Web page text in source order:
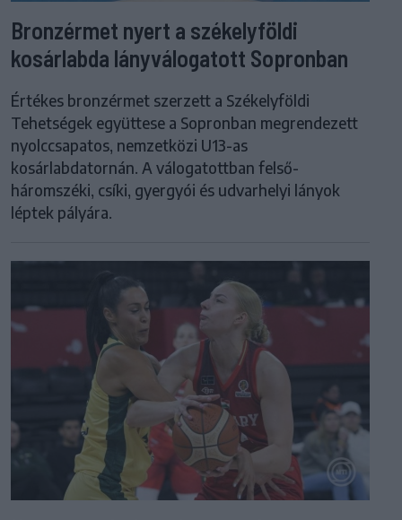
Bronzérmet nyert a székelyföldi
kosárlabda lányválogatott Sopronban
Értékes bronzérmet szerzett a Székelyföldi
Tehetségek együttese a Sopronban megrendezett
nyolccsapatos, nemzetközi U13-as
kosárlabdatornán. A válogatottban felső-
háromszéki, csíki, gyergyói és udvarhelyi lányok
léptek pályára.